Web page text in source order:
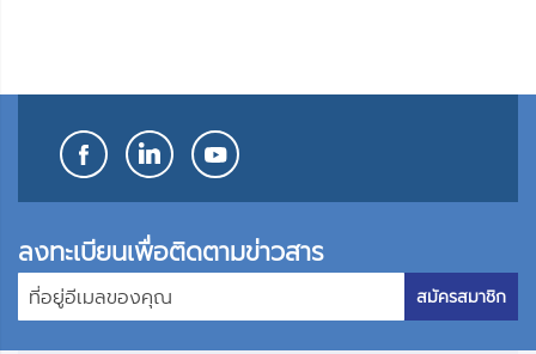
ลงทะเบียนเพื่อติดตามข่าวสาร
สมัครสมาชิก